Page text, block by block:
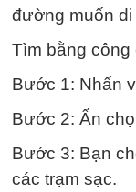
đường muốn di
Tìm bằng công
Bước 1: Nhấn
Bước 2: Ấn
Bước 3: Bạn
các trạm sạc.